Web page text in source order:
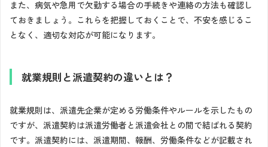
また、病気や急用で欠勤する場合の手続きや連絡の方法も確認し
ておきましょう。これらを把握しておくことで、不安を感じるこ
となく、適切な対応が可能になります。
就業規則と派遣契約の違いとは？
就業規則は、派遣先企業が定める労働条件やルールを示したもの
ですが、派遣契約は派遣労働者と派遣会社との間で結ばれる契約
です。派遣契約には、派遣期間、報酬、労働条件などが記載され